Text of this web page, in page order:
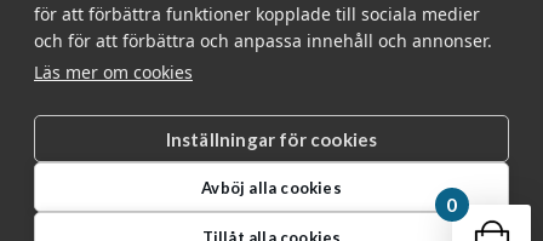
för att förbättra funktioner kopplade till sociala medier
och för att förbättra och anpassa innehåll och annonser.
Läs mer om cookies
Inställningar för cookies
Avböj alla cookies
Tillåt alla cookies
Garnr Sverige AB © 2026 |
info@garnr.se
|
031 - 92 94 92
Din
0